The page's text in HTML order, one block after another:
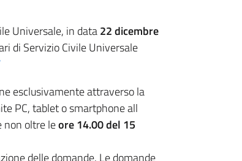
Universale, in data22 dicembre
di Servizio Civile Universale
esclusivamente attraverso la
PC, tablet o smartphone all
non oltre leore 14.00 del 15
delle domande. Le domande